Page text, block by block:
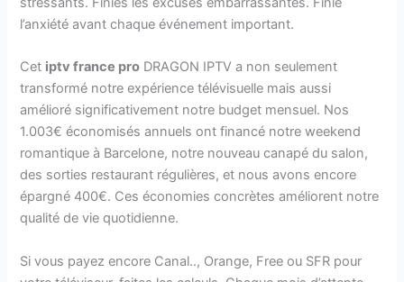
l’anxiété avant chaque événement important.
Cet iptv france pro DRAGON IPTV a non seulement
transformé notre expérience télévisuelle mais aussi
amélioré significativement notre budget mensuel. Nos
1.003€ économisés annuels ont financé notre weekend
romantique à Barcelone, notre nouveau canapé du salon,
des sorties restaurant régulières, et nous avons encore
épargné 400€. Ces économies concrètes améliorent notre
qualité de vie quotidienne.
Si vous payez encore Canal.., Orange, Free ou SFR pour